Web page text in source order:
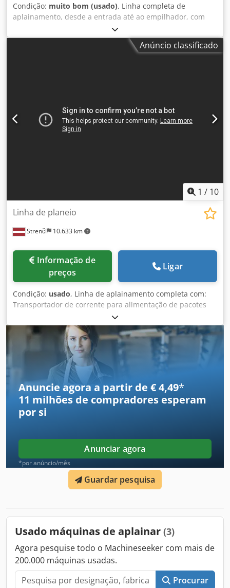
Condição: muito bom (usado), Linha completa de
aplainamento, desde a entrada até ao empilhador, com
uma plaina Waco 3000 e equipamento circundante da
System Hall Dsdpfxsm Uykne Aptekr
Anúncio classificado
1 / 10
Strenči 10.633 km
Linha de planeio
preços
Ligar
Condição: usado, Linha de aplainamento completa com:
Transportador de corrente para alimentação de pacotes
Dkedpfey Udzzjx Aptsr Elevador hidráulico para elevação
de pacotes Transportador de corrente para alimentação de
tábuas Dispositivo de carregamento Weinig EM814 Plaina
Weinig Hidromat 22 BL. Velocidade até 100 m/min. 7 eixos
Dispositivo de entrega de tábuas Transportador-deslizante
Dispositivo de carregamento/embalagem de tábuas ALMAB
Suécia Transportador de corrente para recebimento de
pacotes
Anuncie agora a partir de € 4,49*
11 milhões de compradores esperam
por si
Anunciar agora
*por anúncio/mês
Guardar pesquisa
Usado máquinas de aplainar (3)
Agora pesquise todo o Machineseeker com mais de
200.000 máquinas usadas.
Procurar